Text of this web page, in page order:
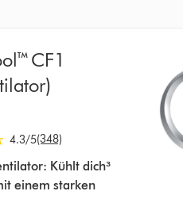
CF1
from 348 Bewertungen
4.3/5(348)
Kühlt dich³
einem starken